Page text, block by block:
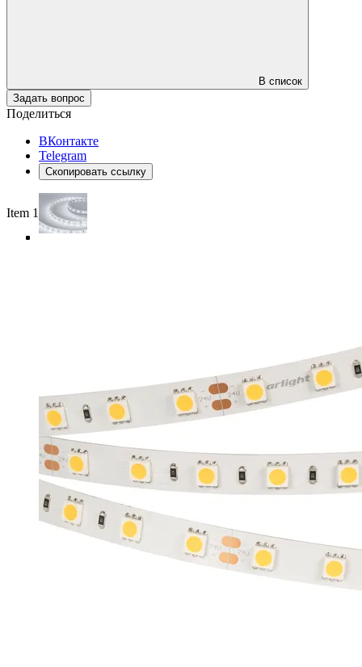
В список
Задать вопрос
Поделиться
ВКонтакте
Telegram
Скопировать ссылку
Item 1 of 5